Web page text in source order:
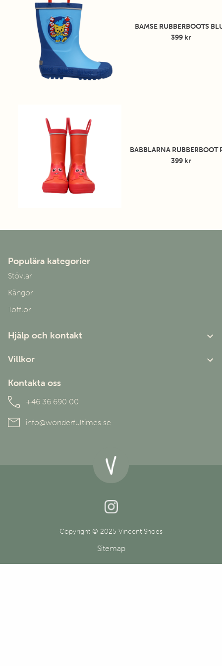
hoppa i vattenpölar utan att oroa sig för att halka.
hälen gör barnet synligt i mörka förhållanden, vilket ger extra
trygghet vid utomhuslek.
Babblarna Gummistövlar är dessutom utrustade med en
innersula som gör det lätt att hålla stövlarna fräscha. De
handtagen på skaften gör det enkelt både att bära stövlarna
Ge ditt barn ett par Babblarna Gummistövlar och gör
både roliga och bekväma!
Storleksguide innermått:
Babblare Rubberboot S-20
Babblare Rubberboot S-21
Babblare Rubberboot S-24
160
mm
Babblare Rubberboot S-26
BAMSE RUBBERBOOTS
399 kr
BABBLARNA RUBBERBOOT
399 kr
Populära kategorier
Stövlar
Kängor
Tofflor
Hjälp och kontakt
Om oss
Villkor
Användarvillkor
Personuppgiftspolicy
Kontakta oss
+46 36 690 00
info@wonderfultimes.se
Copyright © 2025 Vincent Shoes
Sitemap